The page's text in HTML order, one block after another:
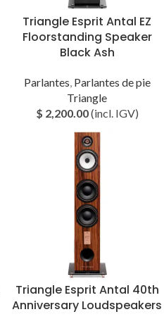
Triangle Esprit Antal EZ
Floorstanding Speaker
Black Ash
Parlantes, Parlantes de pie
Triangle
$ 2,200.00(incl. IGV)
Triangle Esprit Antal 40th
Anniversary Loudspeakers